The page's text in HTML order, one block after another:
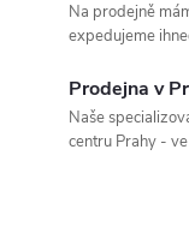
Na prodejně
expedujeme
Prodejna v
Naše
centru Prahy - ve